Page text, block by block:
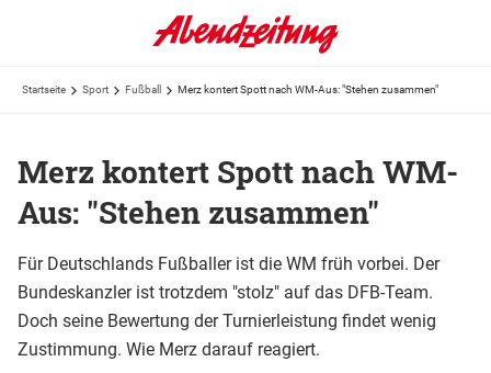
Startseite Sport Fußball Merz kontert Spott nach WM-Aus: "Stehen zusammen"
Merz kontert Spott nach WM-
Aus: "Stehen zusammen"
Für Deutschlands Fußballer ist die WM früh vorbei. Der
Bundeskanzler ist trotzdem "stolz" auf das DFB-Team.
Doch seine Bewertung der Turnierleistung findet wenig
Zustimmung. Wie Merz darauf reagiert.